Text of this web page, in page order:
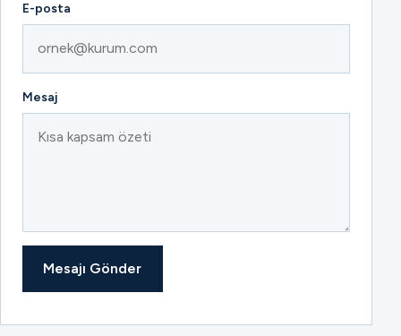
E-posta
Mesaj
Mesajı Gönder